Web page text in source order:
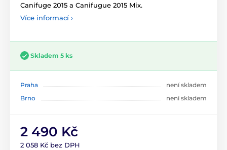
Canifuge 2015 a Canifugue 2015 Mix.
Více informací ›
Skladem 5 ks
Praha
není skladem
Brno
není skladem
2 490 Kč
2 058 Kč bez DPH